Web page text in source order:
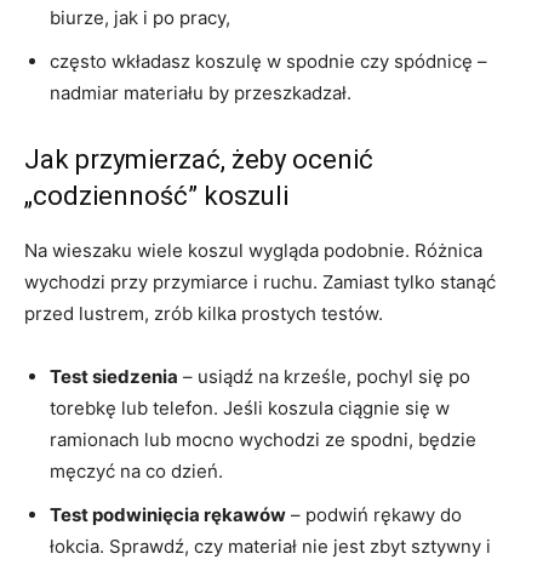
biurze, jak i po pracy,
często wkładasz koszulę w spodnie czy spódnicę –
nadmiar materiału by przeszkadzał.
Jak przymierzać, żeby ocenić
„codzienność” koszuli
Na wieszaku wiele koszul wygląda podobnie. Różnica
wychodzi przy przymiarce i ruchu. Zamiast tylko stanąć
przed lustrem, zrób kilka prostych testów.
Test siedzenia – usiądź na krześle, pochyl się po
torebkę lub telefon. Jeśli koszula ciągnie się w
ramionach lub mocno wychodzi ze spodni, będzie
męczyć na co dzień.
Test podwinięcia rękawów – podwiń rękawy do
łokcia. Sprawdź, czy materiał nie jest zbyt sztywny i